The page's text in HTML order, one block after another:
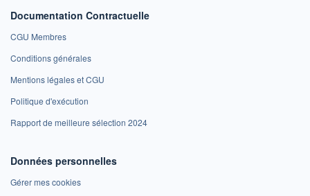
Documentation Contractuelle
CGU Membres
Conditions générales
Mentions légales et CGU
Politique d'exécution
Rapport de meilleure sélection 2024
Données personnelles
Gérer mes cookies